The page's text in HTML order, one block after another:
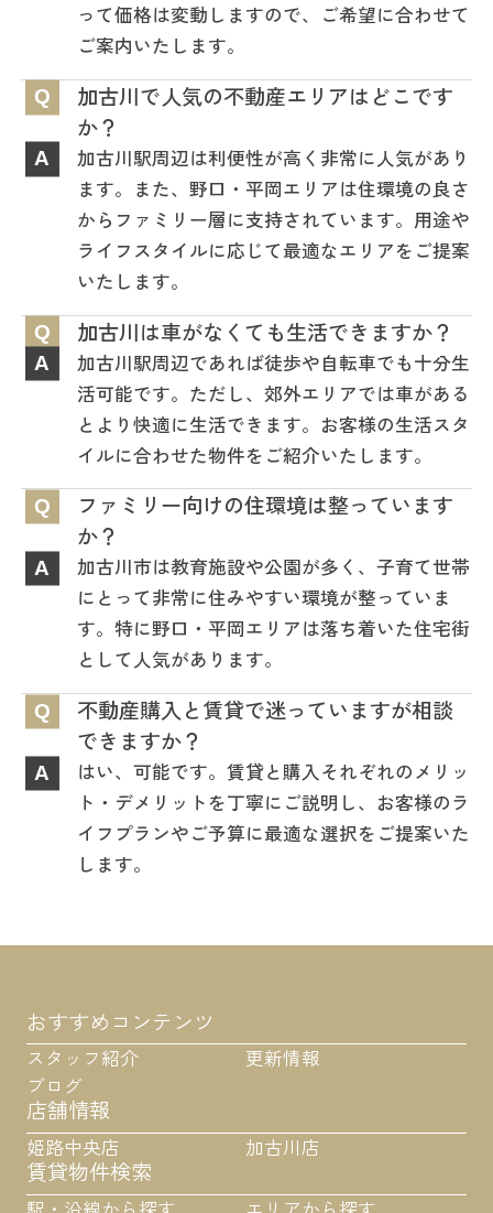
って価格は変動しますので、ご希望に合わせて
ご案内いたします。
Q
加古川で人気の不動産エリアはどこです
か？
A
加古川駅周辺は利便性が高く非常に人気があり
ます。また、野口・平岡エリアは住環境の良さ
からファミリー層に支持されています。用途や
ライフスタイルに応じて最適なエリアをご提案
いたします。
Q 加古川は車がなくても生活できますか？
A
加古川駅周辺であれば徒歩や自転車でも十分生
活可能です。ただし、郊外エリアでは車がある
とより快適に生活できます。お客様の生活スタ
イルに合わせた物件をご紹介いたします。
Q
ファミリー向けの住環境は整っています
か？
A
加古川市は教育施設や公園が多く、子育て世帯
にとって非常に住みやすい環境が整っていま
す。特に野口・平岡エリアは落ち着いた住宅街
として人気があります。
Q
不動産購入と賃貸で迷っていますが相談
できますか？
A
はい、可能です。賃貸と購入それぞれのメリッ
ト・デメリットを丁寧にご説明し、お客様のラ
イフプランやご予算に最適な選択をご提案いた
します。
おすすめコンテンツ
スタッフ紹介
更新情報
ブログ
店舗情報
姫路中央店 加古川店
賃貸物件検索